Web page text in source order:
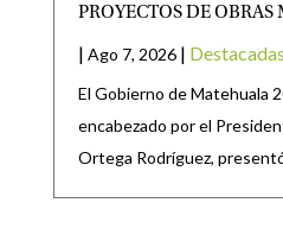
PROYECTOS DE OBRAS
| Ago 7, 2026 | Destacadas
El Gobierno de Matehuala
encabezado por el
Ortega Rodríguez,